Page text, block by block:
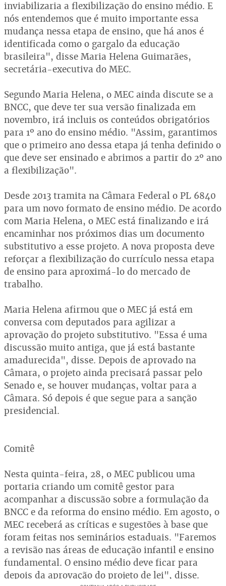
inviabilizaria a flexibilização do ensino médio. E
nós entendemos que é muito importante essa
mudança nessa etapa de ensino, que há anos é
identificada como o gargalo da educação
brasileira", disse Maria Helena Guimarães,
secretária-executiva do MEC.
Segundo Maria Helena, o MEC ainda discute se a
BNCC, que deve ter sua versão finalizada em
novembro, irá incluis os conteúdos obrigatórios
para 1º ano do ensino médio. "Assim, garantimos
que o primeiro ano dessa etapa já tenha definido o
que deve ser ensinado e abrimos a partir do 2º ano
a flexibilização".
Desde 2013 tramita na Câmara Federal o PL 6840
para um novo formato de ensino médio. De acordo
com Maria Helena, o MEC está finalizando e irá
encaminhar nos próximos dias um documento
substitutivo a esse projeto. A nova proposta deve
reforçar a flexibilização do currículo nessa etapa
de ensino para aproximá-lo do mercado de
trabalho.
Maria Helena afirmou que o MEC já está em
conversa com deputados para agilizar a
aprovação do projeto substitutivo. "Essa é uma
discussão muito antiga, que já está bastante
amadurecida", disse. Depois de aprovado na
Câmara, o projeto ainda precisará passar pelo
Senado e, se houver mudanças, voltar para a
Câmara. Só depois é que segue para a sanção
presidencial.
Comitê
Nesta quinta-feira, 28, o MEC publicou uma
portaria criando um comitê gestor para
acompanhar a discussão sobre a formulação da
BNCC e da reforma do ensino médio. Em agosto, o
MEC receberá as críticas e sugestões à base que
foram feitas nos seminários estaduais. "Faremos
a revisão nas áreas de educação infantil e ensino
fundamental. O ensino médio deve ficar para
depois da aprovação do projeto de lei", disse.